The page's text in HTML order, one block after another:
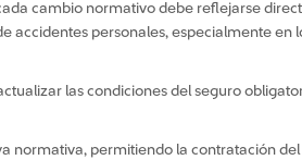
cambio normativo debe reflejarse
accidentes personales, especialmente en
las condiciones del seguro
normativa, permitiendo la contratación